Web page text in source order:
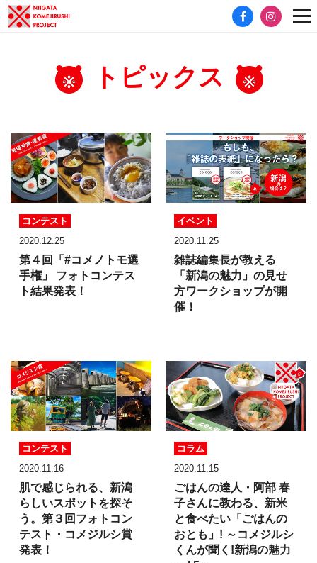
トピックス
コンテスト
2020.12.25
第４回「#コメノトモ選
手権」 フォトコンテス
ト結果発表！
イベント
2020.11.25
雑誌編集長が教える
「新潟の魅力」の見せ
方ワークショップが開
催！
コンテスト
2020.11.16
肌で感じられる、 新潟
らしいスポットを探そ
う。 第３回フォトコン
テスト・ コメジルシ賞
発表！
コラム
2020.11.15
ごはんの達人・阿部 春
子さんに教わる、新米
と食べたい「ごはんの
おとも」! ～コメジルシ
くんが聞く!新潟の魅力